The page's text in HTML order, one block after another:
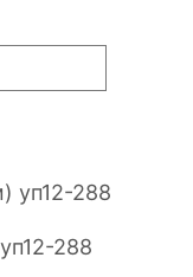
288